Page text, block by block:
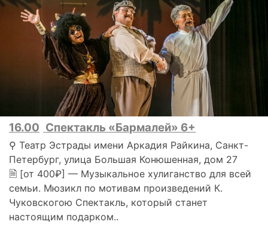
16.00 Спектакль «Бармалей» 6+
⚲ Театр Эстрады имени Аркадия Райкина, Санкт-
Петербург, улица Большая Конюшенная, дом 27
🗎 [от 400₽] — Музыкальное хулиганство для всей
семьи. Мюзикл по мотивам произведений К.
Чуковскогою Спектакль, который станет
настоящим подарком..